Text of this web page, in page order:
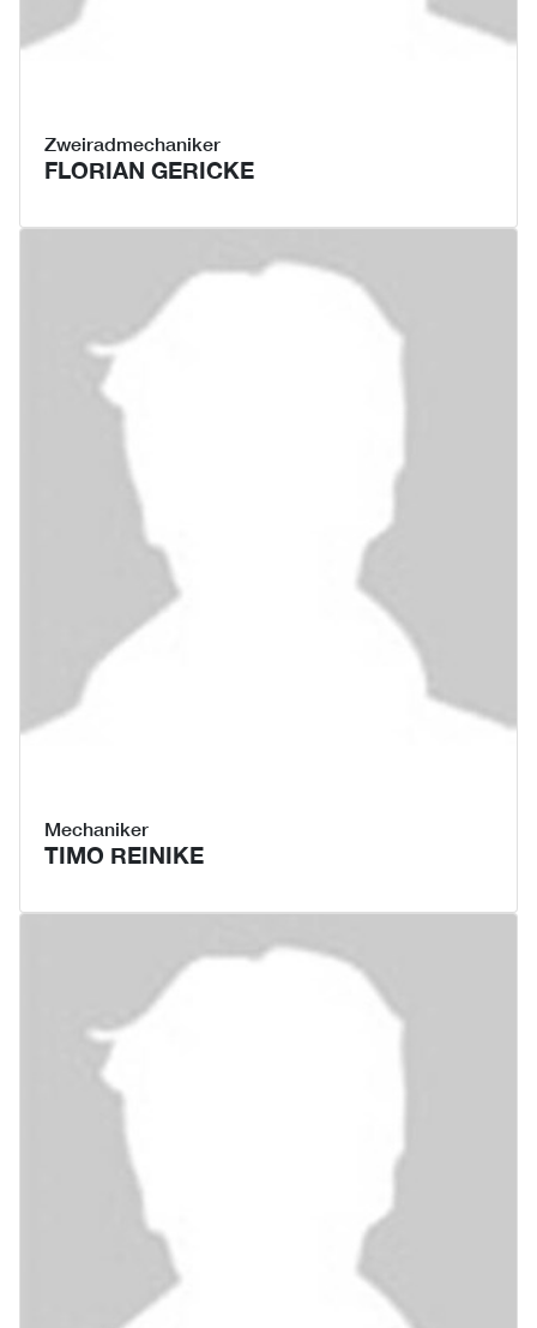
Zweiradmechaniker
FLORIAN GERICKE
Mechaniker
TIMO REINIKE